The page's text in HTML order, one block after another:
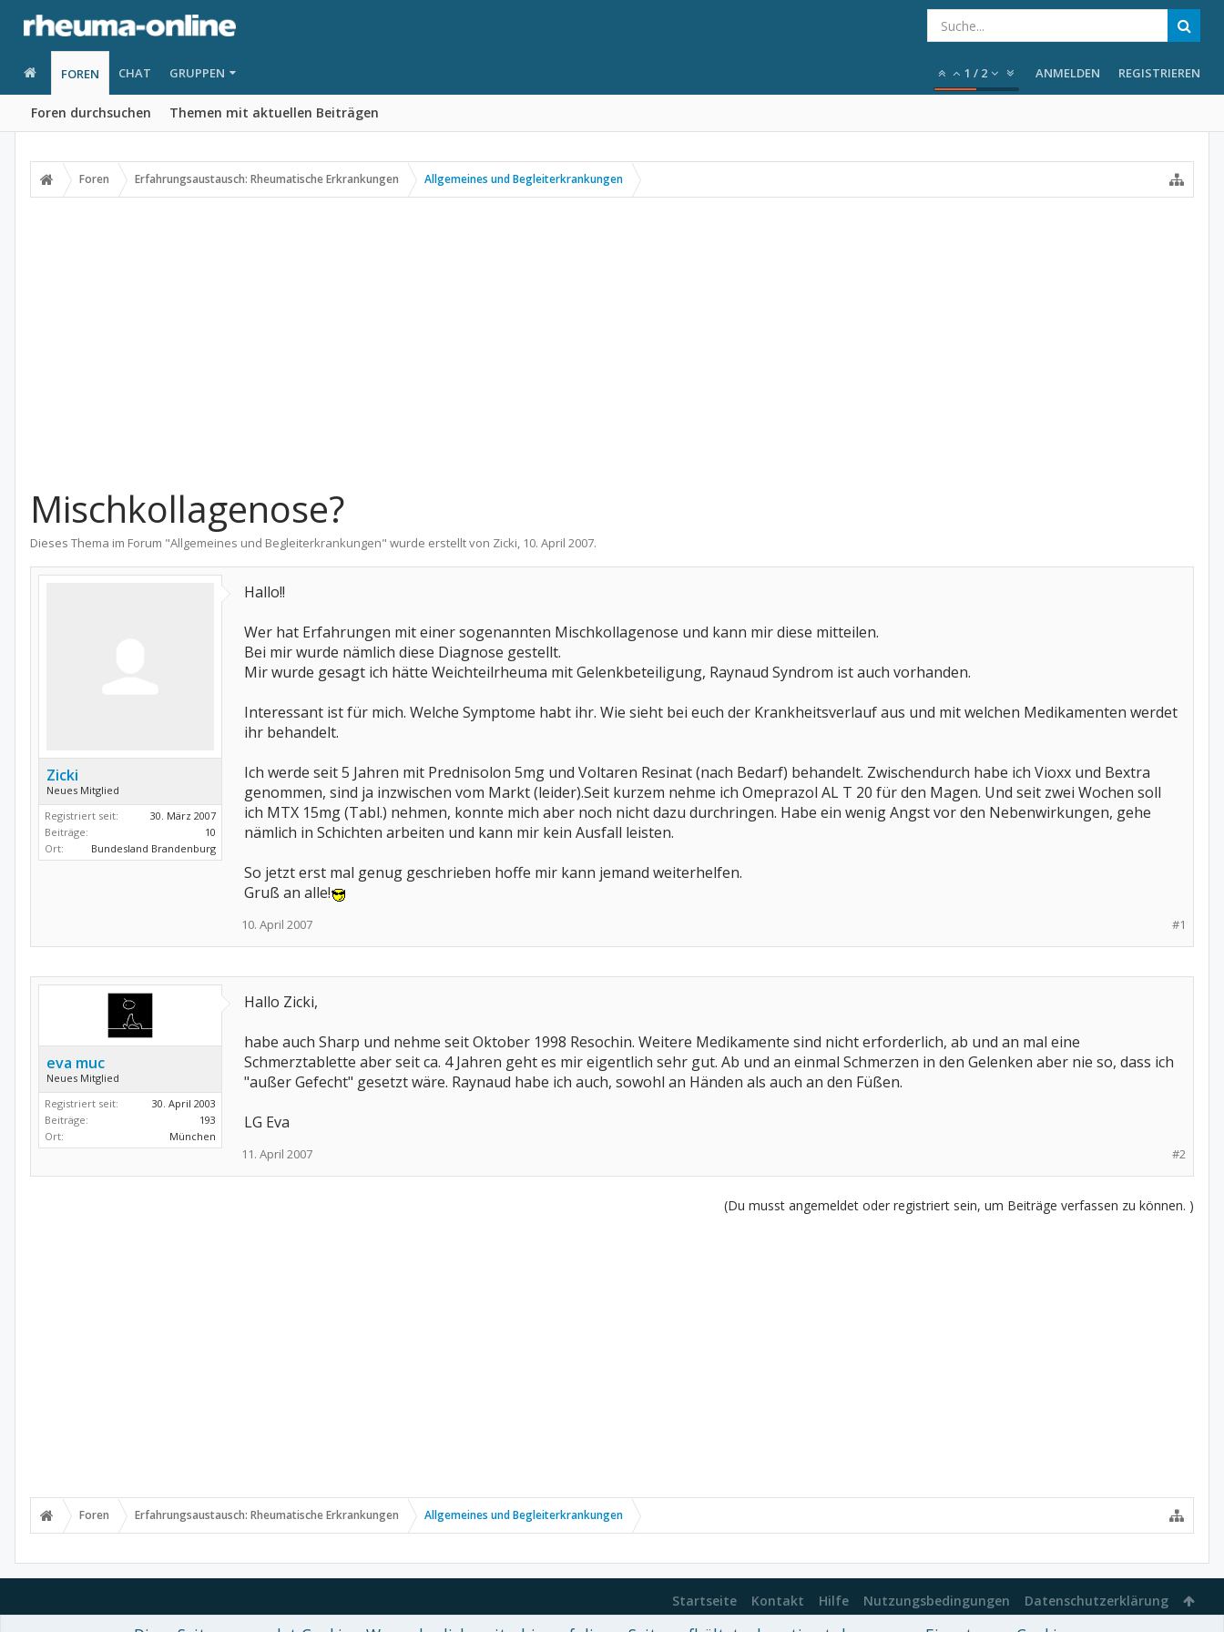
FOREN
Foren durchsuchen Themen mit aktuellen Beiträgen
CHAT GRUPPEN 1 / 2 ANMELDEN REGISTRIEREN
Foren Erfahrungsaustausch: Rheumatische Erkrankungen Allgemeines und Begleiterkrankungen
Mischkollagenose?
Dieses Thema im Forum "Allgemeines und Begleiterkrankungen" wurde erstellt von Zicki, 10. April 2007.
Zicki
Neues Mitglied
Registriert seit:
30. März 2007
Beiträge:
10
Ort:
Bundesland Brandenburg
Hallo!!
Wer hat Erfahrungen mit einer sogenannten Mischkollagenose und kann mir diese mitteilen.
Bei mir wurde nämlich diese Diagnose gestellt.
Mir wurde gesagt ich hätte Weichteilrheuma mit Gelenkbeteiligung, Raynaud Syndrom ist auch vorhanden.
Interessant ist für mich. Welche Symptome habt ihr. Wie sieht bei euch der Krankheitsverlauf aus und mit welchen Medikamenten werdet
ihr behandelt.
Ich werde seit 5 Jahren mit Prednisolon 5mg und Voltaren Resinat (nach Bedarf) behandelt. Zwischendurch habe ich Vioxx und Bextra
genommen, sind ja inzwischen vom Markt (leider).Seit kurzem nehme ich Omeprazol AL T 20 für den Magen. Und seit zwei Wochen soll
ich MTX 15mg (Tabl.) nehmen, konnte mich aber noch nicht dazu durchringen. Habe ein wenig Angst vor den Nebenwirkungen, gehe
nämlich in Schichten arbeiten und kann mir kein Ausfall leisten.
So jetzt erst mal genug geschrieben hoffe mir kann jemand weiterhelfen.
Gruß an alle!
#1
10. April 2007
eva muc
Neues Mitglied
Registriert seit:
30. April 2003
Beiträge:
193
Ort:
München
Hallo Zicki,
habe auch Sharp und nehme seit Oktober 1998 Resochin. Weitere Medikamente sind nicht erforderlich, ab und an mal eine
Schmerztablette aber seit ca. 4 Jahren geht es mir eigentlich sehr gut. Ab und an einmal Schmerzen in den Gelenken aber nie so, dass ich
"außer Gefecht" gesetzt wäre. Raynaud habe ich auch, sowohl an Händen als auch an den Füßen.
LG Eva
#2
11. April 2007
(Du musst angemeldet oder registriert sein, um Beiträge verfassen zu können. )
Foren Erfahrungsaustausch: Rheumatische Erkrankungen Allgemeines und Begleiterkrankungen
Startseite Kontakt Hilfe Nutzungsbedingungen Datenschutzerklärung